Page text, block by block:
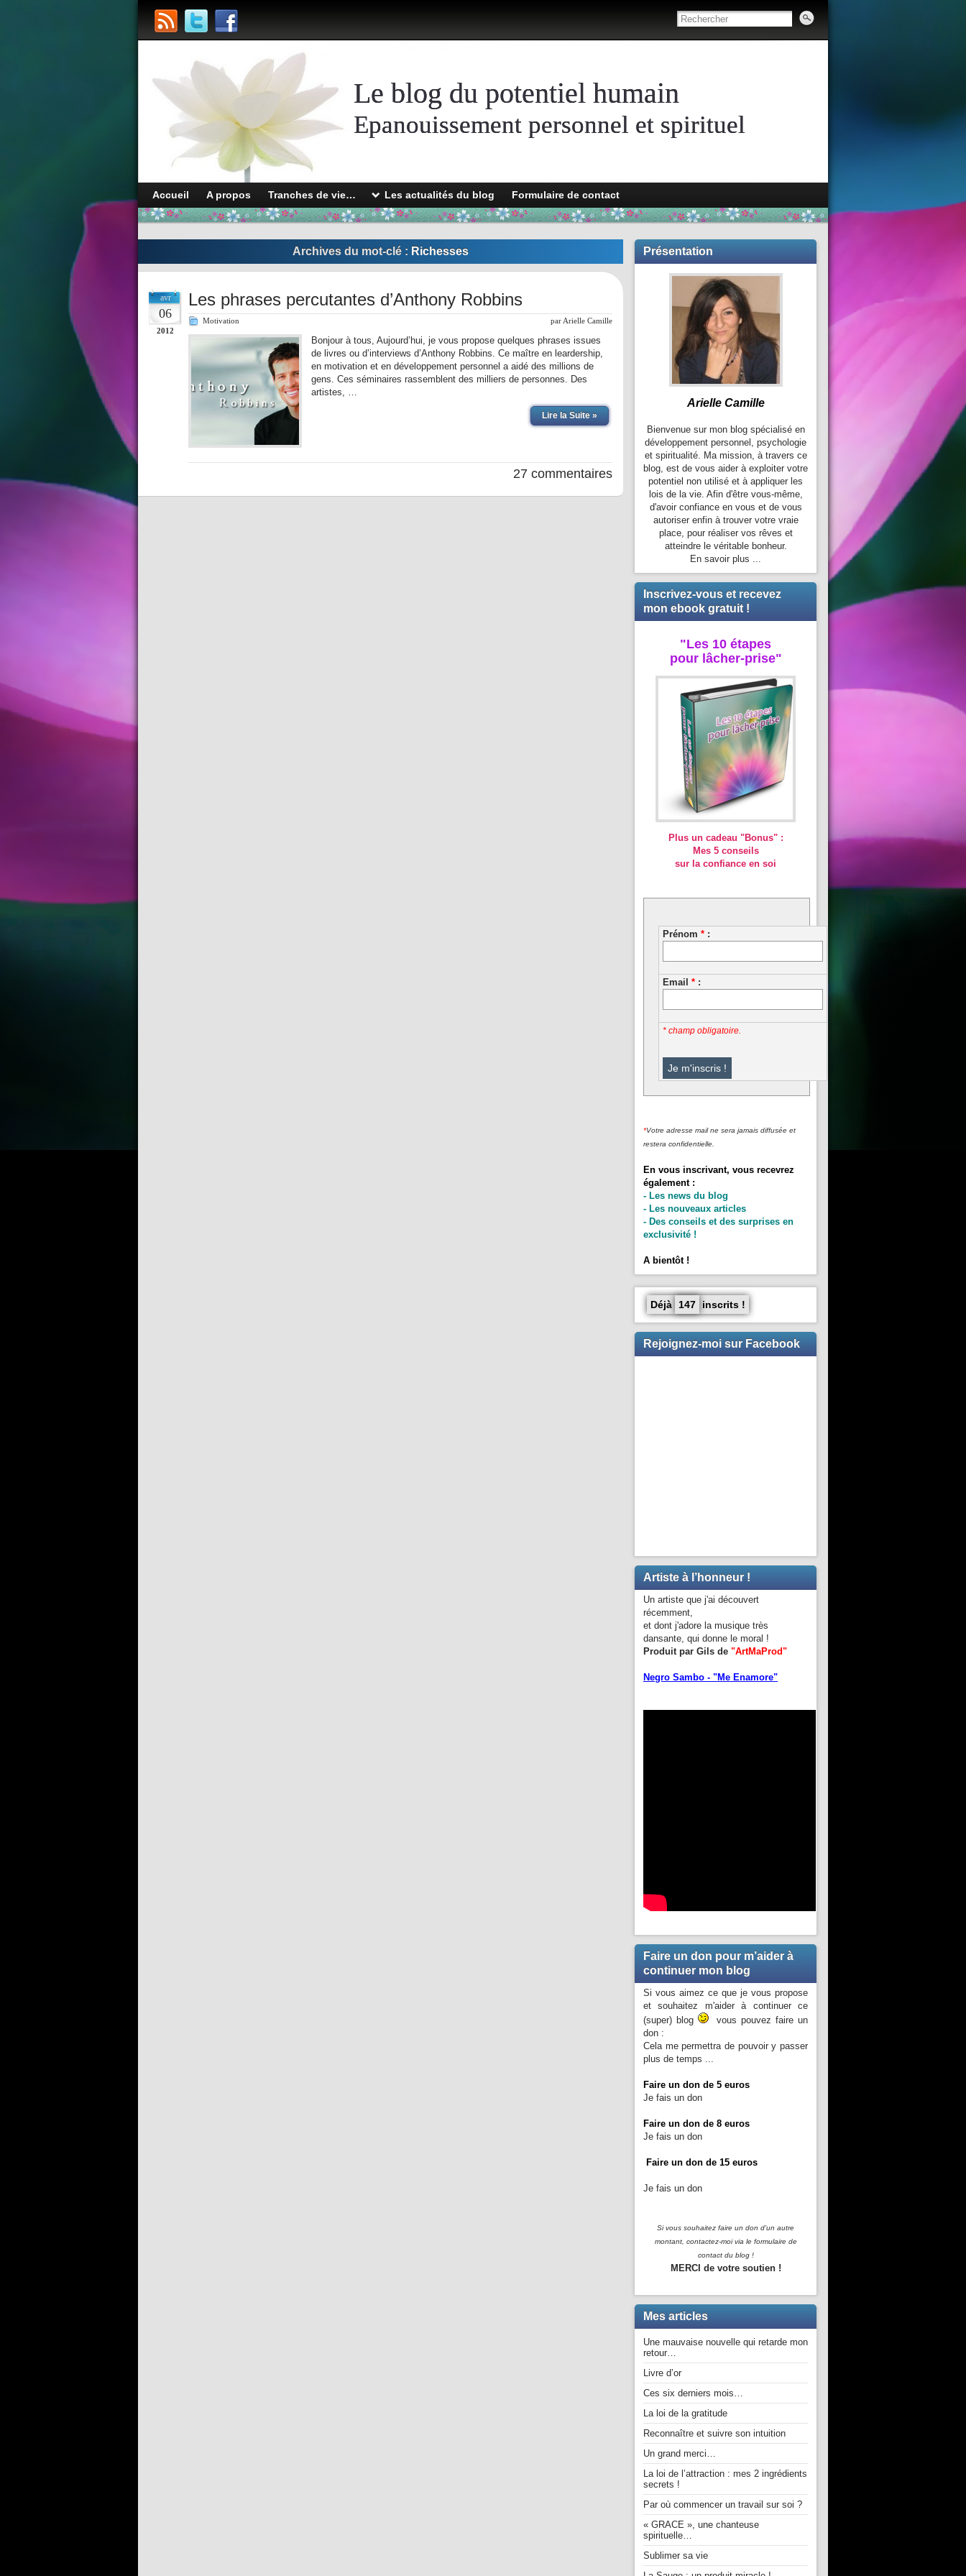
Le blog du potentiel humain
Epanouissement personnel et spirituel
Accueil A propos Tranches de vie… Les actualités du blog Formulaire de contact
Archives du mot-clé : Richesses
avr
06
2012
Les phrases percutantes d’Anthony Robbins
Motivation par Arielle Camille
Bonjour à tous, Aujourd’hui, je vous propose quelques phrases issues
de livres ou d’interviews d’Anthony Robbins. Ce maître en leardership,
en motivation et en développement personnel a aidé des millions de
gens. Ces séminaires rassemblent des milliers de personnes. Des
artistes, …
Lire la Suite »
27 commentaires
Présentation
Arielle Camille
Bienvenue sur mon blog spécialisé en
développement personnel, psychologie
et spiritualité. Ma mission, à travers ce
blog, est de vous aider à exploiter votre
potentiel non utilisé et à appliquer les
lois de la vie. Afin d'être vous-même,
d'avoir confiance en vous et de vous
autoriser enfin à trouver votre vraie
place, pour réaliser vos rêves et
atteindre le véritable bonheur.
En savoir plus ...
Inscrivez-vous et recevez
mon ebook gratuit !
"Les 10 étapes
pour lâcher-prise"
Plus un cadeau "Bonus" :
Mes 5 conseils
sur la confiance en soi
Prénom * :
Email * :
* champ obligatoire.
*Votre adresse mail ne sera jamais diffusée et
restera confidentielle.
En vous inscrivant, vous recevrez
également :
- Les news du blog
- Les nouveaux articles
- Des conseils et des surprises en
exclusivité !
A bientôt !
Déjà 147 inscrits !
Rejoignez-moi sur Facebook
Artiste à l’honneur !
Un artiste que j'ai découvert
récemment,
et dont j'adore la musique très
dansante, qui donne le moral !
Produit par Gils de "ArtMaProd"
Negro Sambo - "Me Enamore"
Faire un don pour m’aider à
continuer mon blog
Si vous aimez ce que je vous propose
et souhaitez m'aider à continuer ce
(super) blog
vous pouvez faire un
don :
Cela me permettra de pouvoir y passer
plus de temps ...
Faire un don de 5 euros
Je fais un don
Faire un don de 8 euros
Je fais un don
Faire un don de 15 euros
Je fais un don
Si vous souhaitez faire un don d'un autre
montant, contactez-moivia le formulaire de
contact du blog !
MERCI de votre soutien !
Mes articles
Une mauvaise nouvelle qui retarde mon
retour…
Livre d’or
Ces six derniers mois…
La loi de la gratitude
Reconnaître et suivre son intuition
Un grand merci…
La loi de l’attraction : mes 2 ingrédients
secrets !
Par où commencer un travail sur soi ?
« GRACE », une chanteuse
spirituelle…
Sublimer sa vie